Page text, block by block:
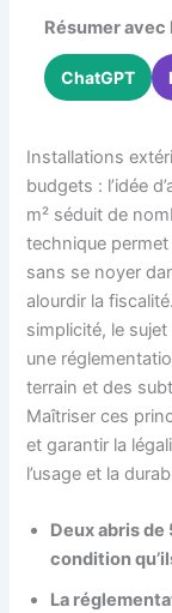
Résumer avec
ChatGPT
Installations
budgets : l’idée
m² séduit de
technique permet
sans se noyer
alourdir la
simplicité, le
une
terrain et des
Maîtriser ces
et garantir la
l’usage et la
Deux abris
condition
La